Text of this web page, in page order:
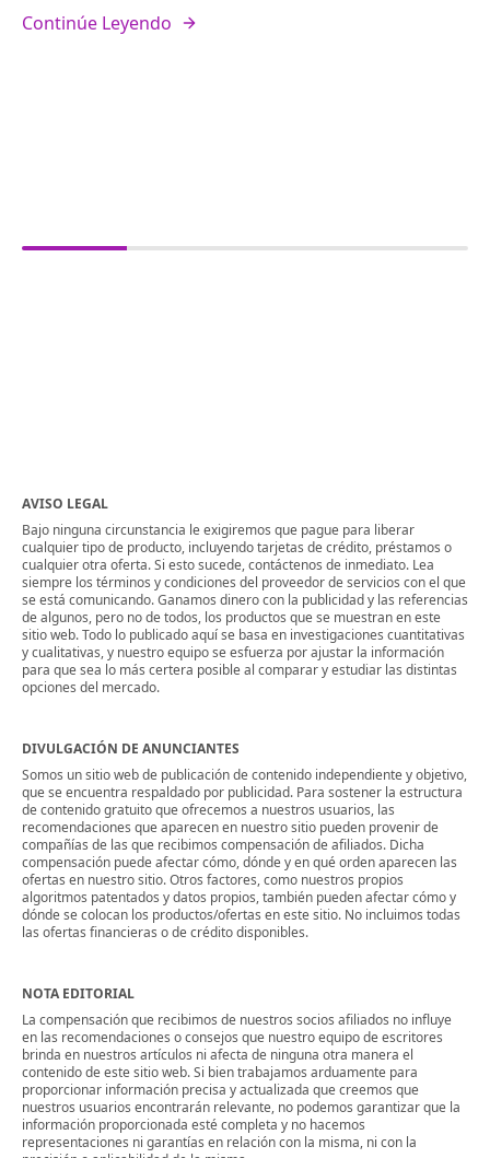
Continúe Leyendo
AVISO LEGAL
Bajo ninguna circunstancia le exigiremos que pague para liberar
cualquier tipo de producto, incluyendo tarjetas de crédito, préstamos o
cualquier otra oferta. Si esto sucede, contáctenos de inmediato. Lea
siempre los términos y condiciones del proveedor de servicios con el que
se está comunicando. Ganamos dinero con la publicidad y las referencias
de algunos, pero no de todos, los productos que se muestran en este
sitio web. Todo lo publicado aquí se basa en investigaciones cuantitativas
y cualitativas, y nuestro equipo se esfuerza por ajustar la información
para que sea lo más certera posible al comparar y estudiar las distintas
opciones del mercado.
DIVULGACIÓN DE ANUNCIANTES
Somos un sitio web de publicación de contenido independiente y objetivo,
que se encuentra respaldado por publicidad. Para sostener la estructura
de contenido gratuito que ofrecemos a nuestros usuarios, las
recomendaciones que aparecen en nuestro sitio pueden provenir de
compañías de las que recibimos compensación de afiliados. Dicha
compensación puede afectar cómo, dónde y en qué orden aparecen las
ofertas en nuestro sitio. Otros factores, como nuestros propios
algoritmos patentados y datos propios, también pueden afectar cómo y
dónde se colocan los productos/ofertas en este sitio. No incluimos todas
las ofertas financieras o de crédito disponibles.
NOTA EDITORIAL
La compensación que recibimos de nuestros socios afiliados no influye
en las recomendaciones o consejos que nuestro equipo de escritores
brinda en nuestros artículos ni afecta de ninguna otra manera el
contenido de este sitio web. Si bien trabajamos arduamente para
proporcionar información precisa y actualizada que creemos que
nuestros usuarios encontrarán relevante, no podemos garantizar que la
información proporcionada esté completa y no hacemos
representaciones ni garantías en relación con la misma, ni con la